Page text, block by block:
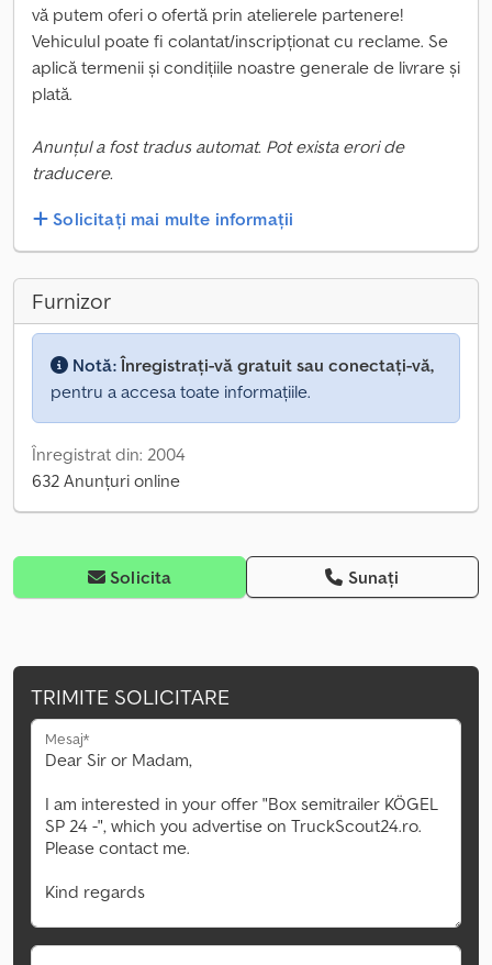
vă putem oferi o ofertă prin atelierele partenere!
Vehiculul poate fi colantat/inscripționat cu reclame. Se
aplică termenii și condițiile noastre generale de livrare și
plată.
Anunțul a fost tradus automat. Pot exista erori de
traducere.
Solicitați mai multe informații
Furnizor
Notă:Înregistrați-vă gratuit sau conectați-vă,
pentru a accesa toate informațiile.
Înregistrat din: 2004
632 Anunțuri online
Solicita Sunați
TRIMITE SOLICITARE
Mesaj*